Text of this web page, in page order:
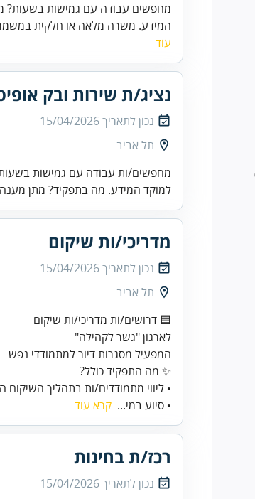
מחפשים עבודה עם גמישות בשעות?
המידע. משרה מלאה או חלקית
עוד
נציג/ת שירות ובק
נכון לתאריך15/04/2026
תל אביב
מחפשים/ות עבודה עם גמישות
למוקד המידע. מה בתפקיד? מתן מענה
מדריכי/ות שיקום
נכון לתאריך15/04/2026
תל אביב
• ליווי מתמודדים/ות בתהליך השיקום
• סיוע במי... קרא עוד
רכז/ת בחינות
נכון לתאריך15/04/2026